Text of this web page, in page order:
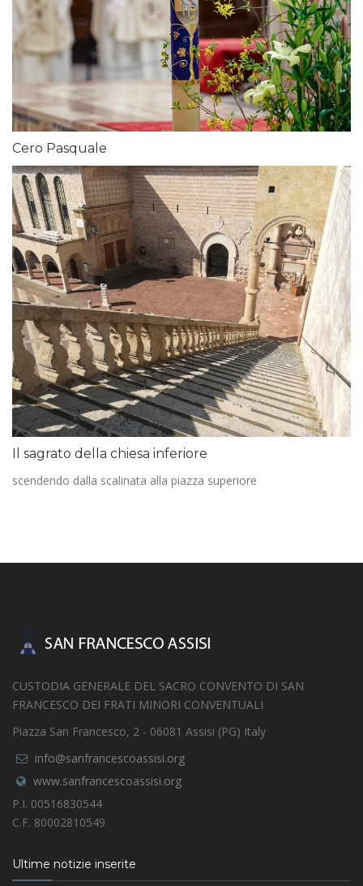
Cero Pasquale
Il sagrato della chiesa inferiore
scendendo dalla scalinata alla piazza superiore
CUSTODIA GENERALE DEL SACRO CONVENTO DI SAN
FRANCESCO DEI FRATI MINORI CONVENTUALI
Piazza San Francesco, 2 - 06081 Assisi (PG) Italy
info@sanfrancescoassisi.org
www.sanfrancescoassisi.org
P.I. 00516830544
C.F. 80002810549
Ultime notizie inserite